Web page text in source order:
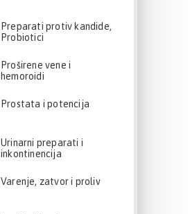
Preparati protiv kandide,
Probiotici
Proširene vene i
hemoroidi
Prostata i potencija
Urinarni preparati i
inkontinencija
Varenje, zatvor i proliv